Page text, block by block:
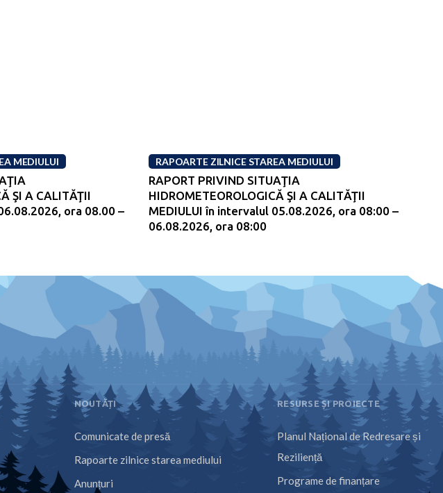
MEDIULUI
ŞI A CALITĂŢII
ora 08.00 –
RAPOARTE ZILNICE STAREA MEDIULUI
RAPORT PRIVIND SITUAŢIA
HIDROMETEOROLOGICĂ ŞI A CALITĂŢII
MEDIULUI în intervalul 05.08.2026, ora 08:00 –
06.08.2026, ora 08:00
NOUTĂȚI
Comunicate de presă
Rapoarte zilnice starea mediului
Anunțuri
RESURSE ȘI PROIECTE
Planul Național de Redresare și
Reziliență
Programe de finanțare